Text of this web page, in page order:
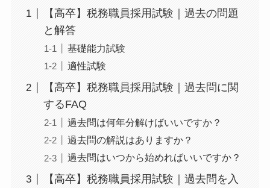
【高卒】税務職員採用試験｜過去の問題
と解答
基礎能力試験
適性試験
【高卒】税務職員採用試験｜過去問に関
するFAQ
過去問は何年分解けばいいですか？
過去問の解説はありますか？
過去問はいつから始めればいいですか？
【高卒】税務職員採用試験｜過去問を入